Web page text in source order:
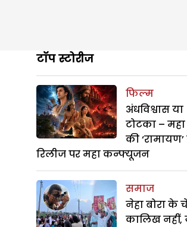
टॉप स्टोरीज
फिल्म
अंधविश्वास या
टोटका –
की
रिलीज पर महा कन्फ्यूजन
समाज
नेहा बोरा के
कालिख नहीं,